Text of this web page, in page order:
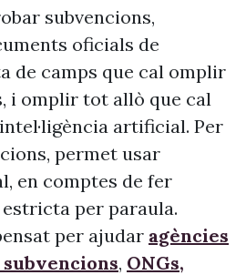
subvencions,
oficials de
de camps que cal omplir
i omplir tot allò que cal
artificial. Per
permet usar
en comptes de fer
per paraula.
per ajudar agències
, ONGs,